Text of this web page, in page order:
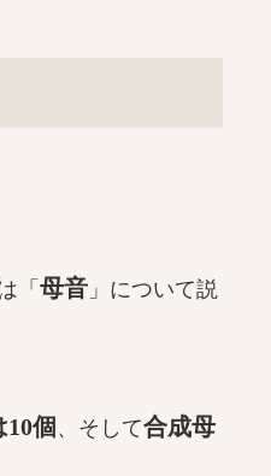
「 母音 」について説
個 、そして合成母